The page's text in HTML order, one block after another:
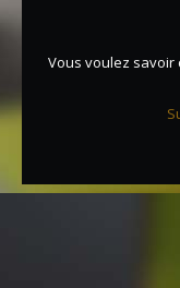
Vous voulez savoir